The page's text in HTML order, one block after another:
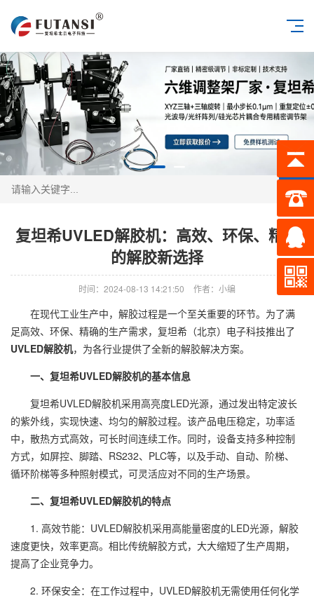
搜索
复坦希UVLED解胶机：高效、环保、精确
的解胶新选择
时间：2024-08-13 14:21:50 作者：小编
在现代工业生产中，解胶过程是一个至关重要的环节。为了满
足高效、环保、精确的生产需求，复坦希（北京）电子科技推出了
UVLED解胶机，为各行业提供了全新的解胶解决方案。
一、复坦希UVLED解胶机的基本信息
复坦希UVLED解胶机采用高亮度LED光源，通过发出特定波长
的紫外线，实现快速、均匀的解胶过程。该产品电压稳定，功率适
中，散热方式高效，可长时间连续工作。同时，设备支持多种控制
方式，如屏控、脚踏、RS232、PLC等，以及手动、自动、阶梯、
循环阶梯等多种照射模式，可灵活应对不同的生产场景。
二、复坦希UVLED解胶机的特点
1. 高效节能：UVLED解胶机采用高能量密度的LED光源，解胶
速度更快，效率更高。相比传统解胶方式，大大缩短了生产周期，
提高了企业竞争力。
2. 环保安全：在工作过程中，UVLED解胶机无需使用任何化学